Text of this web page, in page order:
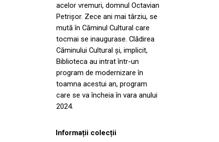
acelor vremuri, domnul Octavian
Petrișor. Zece ani mai târziu, se
mută în Căminul Cultural care
tocmai se inaugurase. Clădirea
Căminului Cultural și, implicit,
Biblioteca au intrat într-un
program de modernizare în
toamna acestui an, program
care se va încheia în vara anului
2024.
Informații colecții